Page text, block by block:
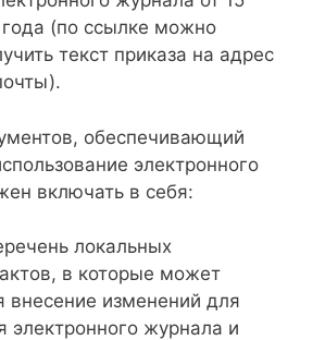
(по ссылке можно
текст приказа на адрес
обеспечивающий
электронного
включать в себя:
локальных
в которые может
внесение изменений для
электронного журнала и